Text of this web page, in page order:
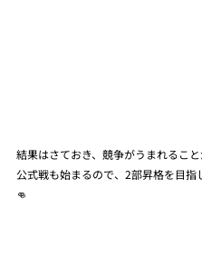
結果はさておき、競争がうまれるこ
公式戦も始まるので、2部昇格を目指
👊